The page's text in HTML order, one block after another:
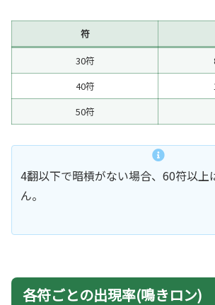
符
30符
40符
50符
4翻以下で暗槓がない場合、60符以上
ん。
各符ごとの出現率(鳴きロン)